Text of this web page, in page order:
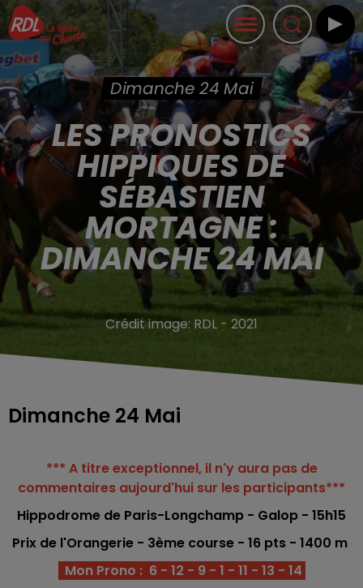
Dimanche 24 Mai
LES PRONOSTICS
HIPPIQUES DE
SÉBASTIEN
MORTAGNE :
DIMANCHE 24 MAI
Crédit image: RDL - 2021
Dimanche 24 Mai
*** A titre exceptionnel, il n'y aura pas de
commentaires aujourd'hui sur les participants***
Hippodrome de Paris-Longchamp - Galop - 15h15
Prix de l'Orangerie - 3ème course - 16 pts - 1400 m
Mon Prono : 6 - 12 - 9 - 1 - 11 - 13 - 14